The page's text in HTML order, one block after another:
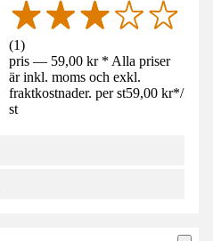
(1)
pris — 59,00 kr * Alla priser
är inkl. moms och exkl.
fraktkostnader. per st59,00 kr*/
st